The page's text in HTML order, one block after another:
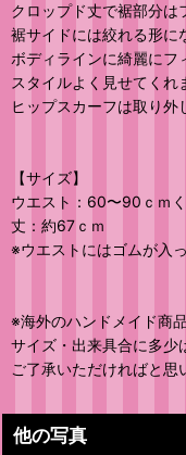
クロップド丈で裾部分は
裾サイドには絞れる形に
ボディラインに綺麗にフ
スタイルよく見せてくれ
ヒップスカーフは取り外
【サイズ】
ウエスト：60〜90ｃｍ
丈：約67ｃｍ
※ウエストにはゴムが入
※海外のハンドメイド商
サイズ・出来具合に多少
ご了承いただければと思
他の写真